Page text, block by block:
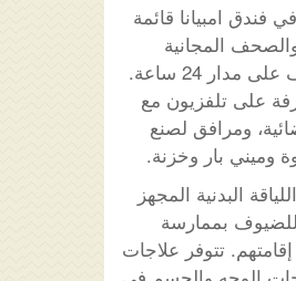
فندق امبيانا قائمة
المجانية
وخدمة الغرف على مدار 24 ساعة.
على تلفزيون مع
ومرافق لصنع
وميني بار وخزنة.
البدنية المجهز
للضيوف بممارسة
إقامتهم. تتوفر علاجات